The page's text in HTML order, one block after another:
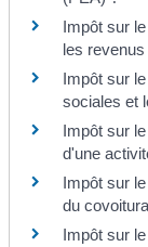
Impôt sur
les
Impôt sur
sociales et
Impôt sur
d'une
Impôt sur
du
Impôt sur